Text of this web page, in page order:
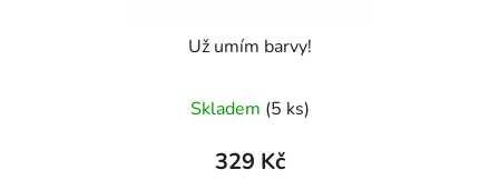
Už umím barvy!
Skladem (5 ks)
329 Kč